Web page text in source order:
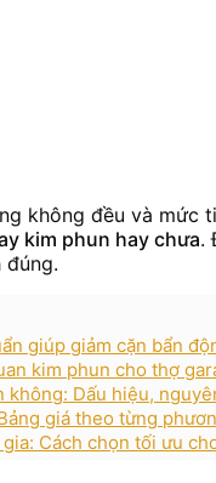
không đều và mức
kim phun hay chưa.
giúp giảm cặn bẩn
kim phun cho thợ
Dấu hiệu,
giá theo từng
Cách chọn tối ưu